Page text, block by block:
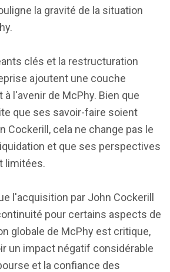
la gravité de la situation
clés et la restructuration
ajoutent une couche
l'avenir de McPhy. Bien que
que ses savoir-faire soient
Cockerill, cela ne change pas le
et que ses perspectives
limitées.
l'acquisition par John Cockerill
pour certains aspects de
globale de McPhy est critique,
un impact négatif considérable
et la confiance des